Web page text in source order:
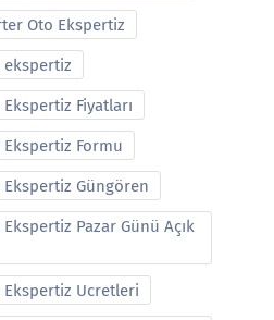
Oto Ekspertiz
ekspertiz
Ekspertiz Fiyatları
Ekspertiz Formu
Ekspertiz Güngören
Ekspertiz Pazar Günü Açık
Ekspertiz Ucretleri